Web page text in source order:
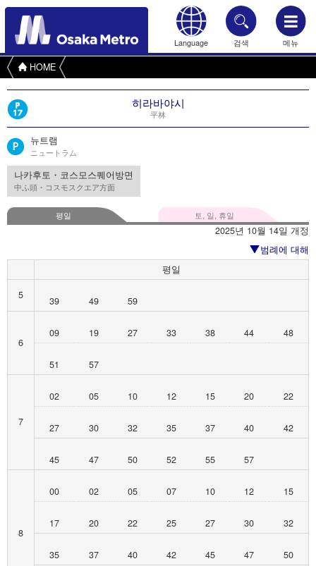
Language 검색 메뉴
HOME
히라바야시
平林
뉴트램
ニュートラム
나카후토・코스모스퀘어방면
中ふ頭・コスモスクエア方面
평일 토, 일, 휴일
2025년 10월 14일 개정
범례에 대해
평일
5
39 49 59
6
09 19 27 33 38 44 48
51 57
7
02 05 10 12 15 20 22
27 30 32 35 37 40 42
45 47 50 52 55 57
8
00 02 05 07 10 12 15
17 20 22 25 27 30 32
35 37 40 42 45 47 50